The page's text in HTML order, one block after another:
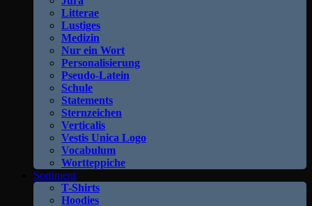
Litterae
Lustiges
Medizin
Nur ein Wort
Personalisierung
Pseudo-Latein
Schule
Statements
Sternzeichen
Verticalis
Vestis Unica Logo
Vocabulum
Wortteppiche
Sortiment
T-Shirts
Hoodies